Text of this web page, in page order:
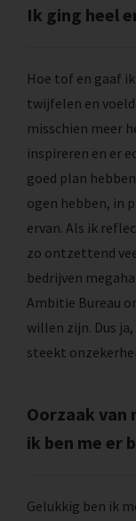
Ik ging heel
Hoe tof en gaaf
twijfelen en
misschien meer
inspireren en er
goed plan
ogen hebben, in
ervan. Als ik
zo ontzettend
bedrijven
Ambitie Bureau
willen zijn. Dus
steekt
Oorzaak van
ik ben me er
Gelukkig ben ik